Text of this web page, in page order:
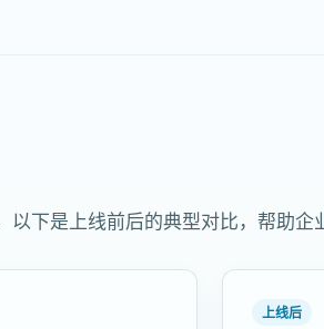
下是上线前后的典型对比，帮助企
上线后